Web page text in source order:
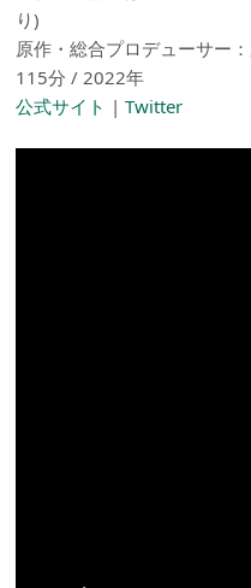
り)
原作・総合プロデューサー
115分 / 2022年
公式サイト |Twitter